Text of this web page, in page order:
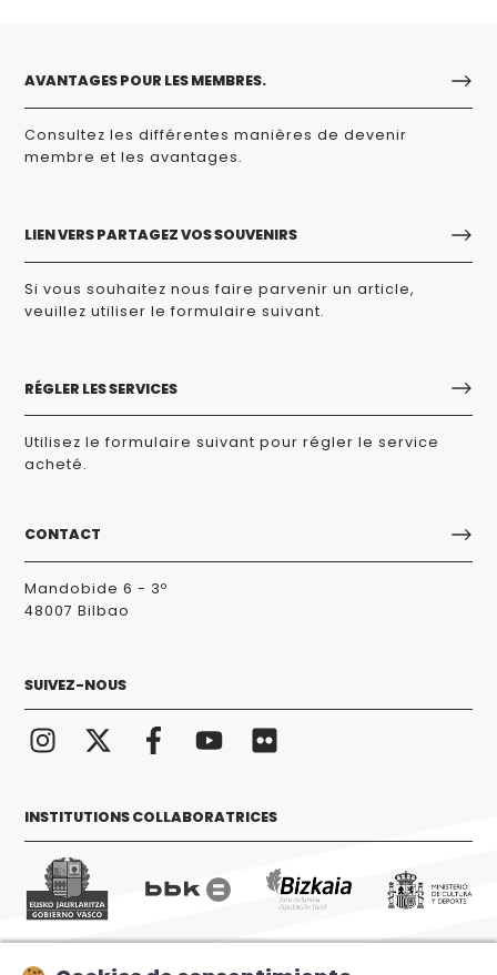
AVANTAGES POUR LES MEMBRES.
Consultez les différentes manières de devenir
membre et les avantages.
LIEN VERS PARTAGEZ VOS SOUVENIRS
Si vous souhaitez nous faire parvenir un article,
veuillez utiliser le formulaire suivant.
RÉGLER LES SERVICES
Utilisez le formulaire suivant pour régler le service
acheté.
CONTACT
Mandobide 6 - 3º
48007 Bilbao
SUIVEZ-NOUS
INSTITUTIONS COLLABORATRICES